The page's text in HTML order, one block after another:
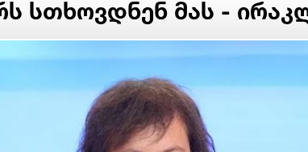
სთხოვდნენ მას -